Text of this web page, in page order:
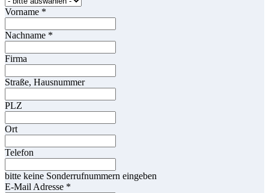
Vorname *
Nachname *
Firma
Straße, Hausnummer
PLZ
Ort
Telefon
bitte keine Sonderrufnummern eingeben
E-Mail Adresse *